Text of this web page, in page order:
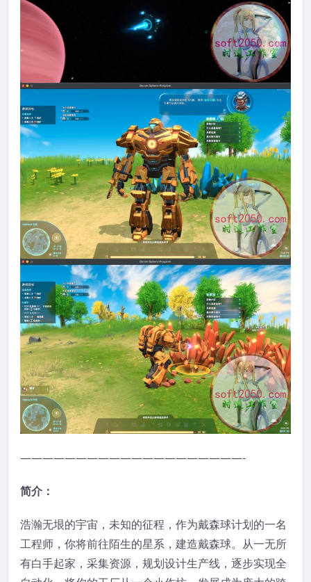
————————————————————-
简介：
浩瀚无垠的宇宙，未知的征程，作为戴森球计划的一名
工程师，你将前往陌生的星系，建造戴森球。从一无所
有白手起家，采集资源，规划设计生产线，逐步实现全